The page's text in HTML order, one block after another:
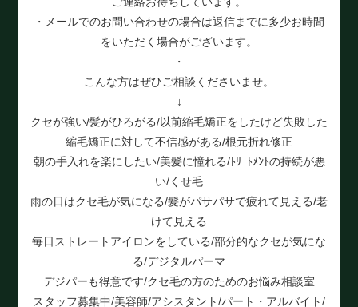
・メールでのお問い合わせの場合は返信までに多少お時間
をいただく場合がございます。
・
こんな方はぜひご相談くださいませ。
↓
クセが強い/髪がひろがる/以前縮毛矯正をしたけど失敗した
縮毛矯正に対して不信感がある/根元折れ修正
朝の手入れを楽にしたい/美髪に憧れる/ﾄﾘｰﾄﾒﾝﾄの持続が悪
い/くせ毛
雨の日はクセ毛が気になる/髪がパサパサで疲れて見える/老
けて見える
毎日ストレートアイロンをしている/部分的なクセが気にな
る/デジタルパーマ
デジパーも得意です/クセ毛の方のためのお悩み相談室
スタッフ募集中/美容師/アシスタント/パート・アルバイト/